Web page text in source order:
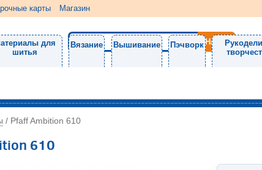
карты Магазин
для
шитья
Вязание Вышивание Пэчворк
/ Pfaff Ambition 610
610